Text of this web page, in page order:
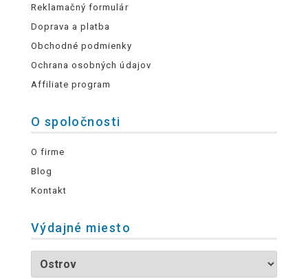
Reklamačný formulár
Doprava a platba
Obchodné podmienky
Ochrana osobných údajov
Affiliate program
O spoločnosti
O firme
Blog
Kontakt
Výdajné miesto